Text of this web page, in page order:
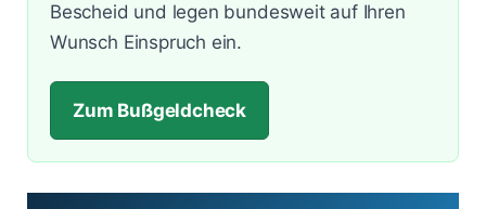
Bescheid und legen bundesweit auf Ihren
Wunsch Einspruch ein.
Zum Bußgeldcheck